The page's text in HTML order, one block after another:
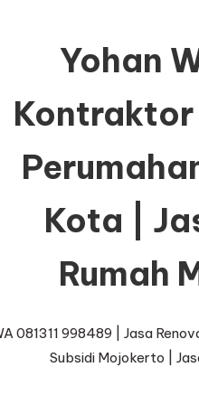
Yohan
Kontraktor
Kota |
Rumah
081311 998489 | Jasa
Subsidi Mojokerto |